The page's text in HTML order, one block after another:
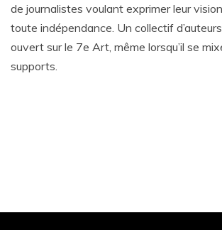
de journalistes voulant exprimer leur
toute indépendance. Un collectif
ouvert sur le 7e Art, même lorsqu’il se
supports.